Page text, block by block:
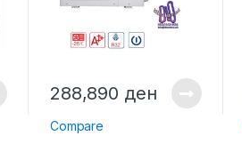
288,890 ден
Compare